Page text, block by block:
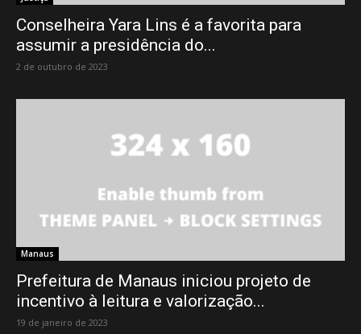
Conselheira Yara Lins é a favorita para
assumir a presidência do...
2 de outubro de 2023
Manaus
Prefeitura de Manaus iniciou projeto de
incentivo à leitura e valorização...
19 de janeiro de 2023